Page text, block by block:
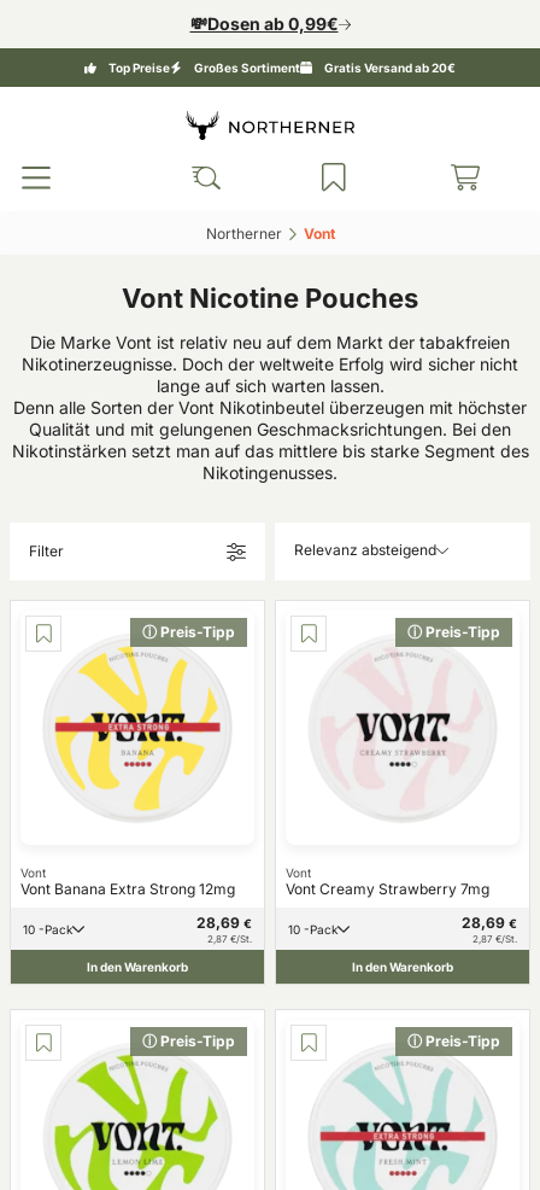
💸Dosen ab 0,99€
Top Preise Großes Sortiment Gratis Versand ab 20€
Northerner‎ Vont‎
Vont Nicotine Pouches
Die Marke Vont ist relativ neu auf dem Markt der tabakfreien
Nikotinerzeugnisse. Doch der weltweite Erfolg wird sicher nicht
lange auf sich warten lassen.
Denn alle Sorten der Vont Nikotinbeutel überzeugen mit höchster
Qualität und mit gelungenen Geschmacksrichtungen. Bei den
Nikotinstärken setzt man auf das mittlere bis starke Segment des
Nikotingenusses.
Filter Relevanz absteigend
ⓘ Preis-Tipp
Vont
Vont Banana Extra Strong 12mg
10 -Pack 28,69 €
2,87 €/St.
In den Warenkorb
ⓘ Preis-Tipp
Vont
Vont Creamy Strawberry 7mg
10 -Pack 28,69 €
2,87 €/St.
In den Warenkorb
ⓘ Preis-Tipp ⓘ Preis-Tipp